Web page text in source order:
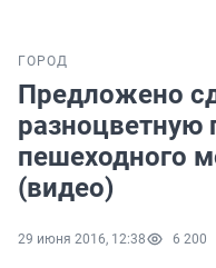
ГОРОД
Предложено
разноцветную
пешеходного
(видео)
29 июня 2016, 12:38 6 200